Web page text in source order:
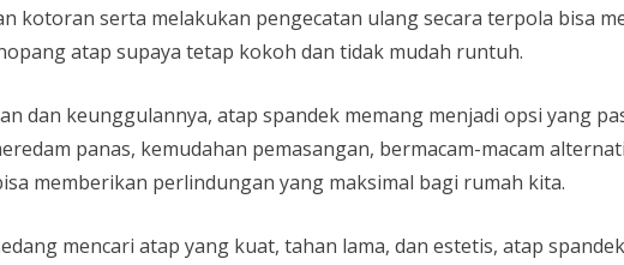
kotoran serta melakukan pengecatan ulang secara terpola bisa
atap supaya tetap kokoh dan tidak mudah runtuh.
dan keunggulannya, atap spandek memang menjadi opsi yang
panas, kemudahan pemasangan, bermacam-macam
memberikan perlindungan yang maksimal bagi rumah kita.
mencari atap yang kuat, tahan lama, dan estetis, atap